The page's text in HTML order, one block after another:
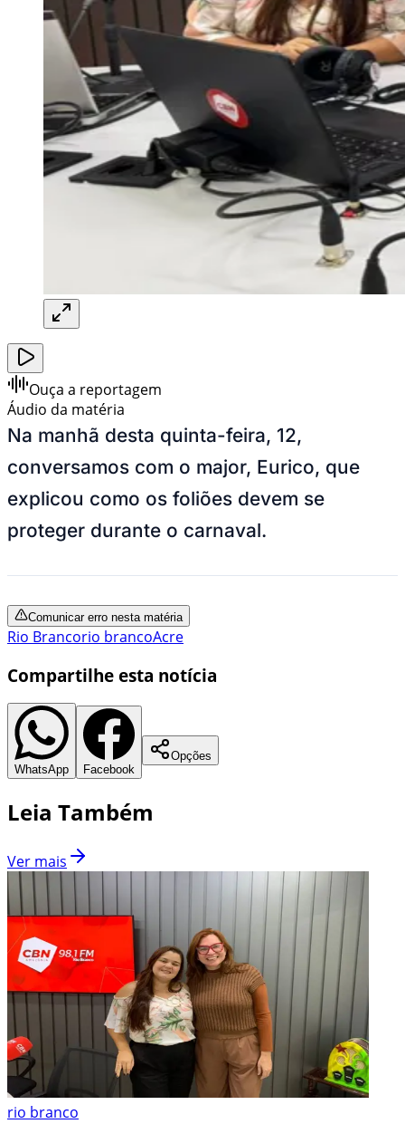
Ouça a reportagem
Áudio da matéria
Na manhã desta quinta-feira, 12,
conversamos com o major, Eurico, que
explicou como os foliões devem se
proteger durante o carnaval.
Comunicar erro nesta matéria
Rio Brancorio brancoAcre
Compartilhe esta notícia
WhatsApp Facebook
Opções
Leia Também
Ver mais
rio branco